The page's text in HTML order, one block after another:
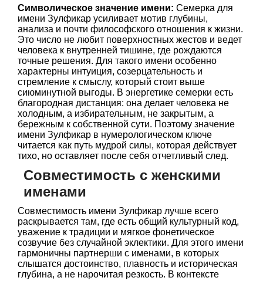
Символическое значение имени: Семерка для
имени Зулфикар усиливает мотив глубины,
анализа и почти философского отношения к жизни.
Это число не любит поверхностных жестов и ведет
человека к внутренней тишине, где рождаются
точные решения. Для такого имени особенно
характерны интуиция, созерцательность и
стремление к смыслу, который стоит выше
сиюминутной выгоды. В энергетике семерки есть
благородная дистанция: она делает человека не
холодным, а избирательным, не закрытым, а
бережным к собственной сути. Поэтому значение
имени Зулфикар в нумерологическом ключе
читается как путь мудрой силы, которая действует
тихо, но оставляет после себя отчетливый след.
Совместимость с женскими
именами
Совместимость имени Зулфикар лучше всего
раскрывается там, где есть общий культурный код,
уважение к традиции и мягкое фонетическое
созвучие без случайной эклектики. Для этого имени
гармоничны партнерши с именами, в которых
слышатся достоинство, плавность и историческая
глубина, а не нарочитая резкость. В контексте